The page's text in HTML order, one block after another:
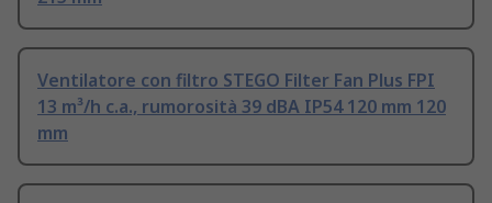
Ventilatore con filtro STEGO Filter Fan Plus FPI
13 m³/h c.a., rumorosità 39 dBA IP54 120 mm 120
mm